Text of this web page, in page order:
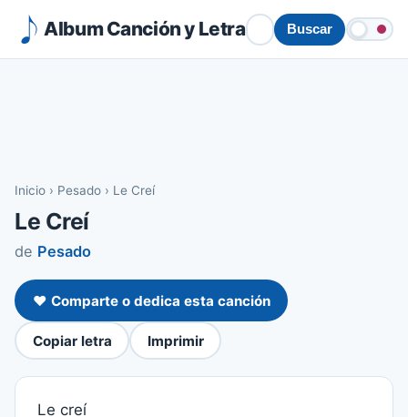
Album Canción y Letra Buscar
Inicio › Pesado › Le Creí
Le Creí
de Pesado
❤️ Comparte o dedica esta canción
Copiar letra Imprimir
Le creí